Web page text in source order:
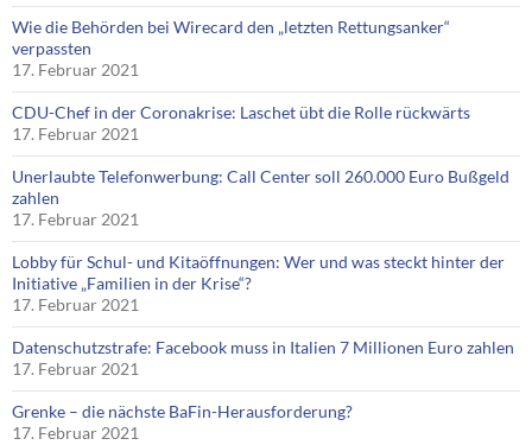
Wie die Behörden bei Wirecard den „letzten Rettungsanker“
verpassten
17. Februar 2021
CDU-Chef in der Coronakrise: Laschet übt die Rolle rückwärts
17. Februar 2021
Unerlaubte Telefonwerbung: Call Center soll 260.000 Euro Bußgeld
zahlen
17. Februar 2021
Lobby für Schul- und Kitaöffnungen: Wer und was steckt hinter der
Initiative „Familien in der Krise“?
17. Februar 2021
Datenschutzstrafe: Facebook muss in Italien 7 Millionen Euro zahlen
17. Februar 2021
Grenke – die nächste BaFin-Herausforderung?
17. Februar 2021